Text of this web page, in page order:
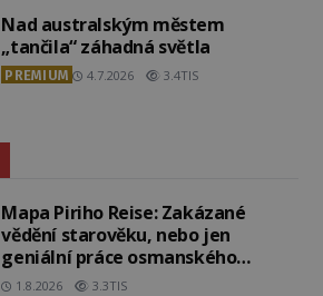
Nad australským městem
„tančila“ záhadná světla
PREMIUM 4.7.2026 3.4TIS
Mapa Piriho Reise: Zakázané
vědění starověku, nebo jen
geniální práce osmanského
admirála?
1.8.2026 3.3TIS